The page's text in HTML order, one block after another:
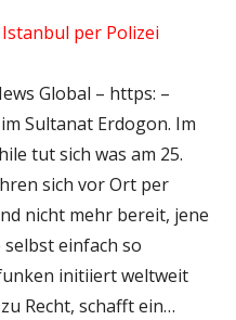
per Polizei
Global – https: –
Sultanat Erdogon. Im
tut sich was am 25.
sich vor Ort per
nicht mehr bereit, jene
einfach so
initiiert weltweit
Recht, schafft ein…